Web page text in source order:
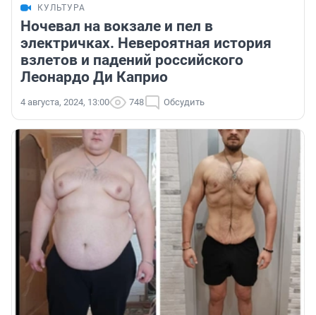
КУЛЬТУРА
Ночевал на вокзале и пел в
электричках. Невероятная история
взлетов и падений российского
Леонардо Ди Каприо
4 августа, 2024, 13:00 748 Обсудить